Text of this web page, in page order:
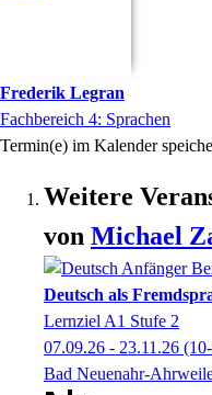
Frederik Legran
Fachbereich 4: Sprachen
Termin(e) im Kalender
Weitere
von Michael
Deutsch als
Lernziel A1 Stufe 2
07.09.26 - 23.11.26
Bad Neuenahr-